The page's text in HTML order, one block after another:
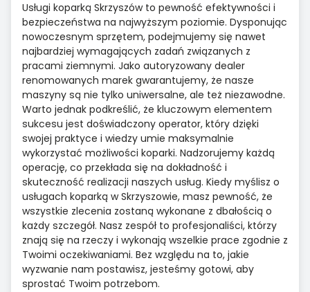
Usługi koparką Skrzyszów to pewność efektywności i
bezpieczeństwa na najwyższym poziomie. Dysponując
nowoczesnym sprzętem, podejmujemy się nawet
najbardziej wymagających zadań związanych z
pracami ziemnymi. Jako autoryzowany dealer
renomowanych marek gwarantujemy, że nasze
maszyny są nie tylko uniwersalne, ale też niezawodne.
Warto jednak podkreślić, że kluczowym elementem
sukcesu jest doświadczony operator, który dzięki
swojej praktyce i wiedzy umie maksymalnie
wykorzystać możliwości koparki. Nadzorujemy każdą
operację, co przekłada się na dokładność i
skuteczność realizacji naszych usług. Kiedy myślisz o
usługach koparką w Skrzyszowie, masz pewność, że
wszystkie zlecenia zostaną wykonane z dbałością o
każdy szczegół. Nasz zespół to profesjonaliści, którzy
znają się na rzeczy i wykonają wszelkie prace zgodnie z
Twoimi oczekiwaniami. Bez względu na to, jakie
wyzwanie nam postawisz, jesteśmy gotowi, aby
sprostać Twoim potrzebom.